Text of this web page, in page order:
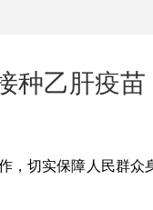
种乙肝疫苗
切实保障人民群众